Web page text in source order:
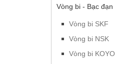
Vòng bi - Bạc đạn
Vòng bi SKF
Vòng bi NSK
Vòng bi KOYO